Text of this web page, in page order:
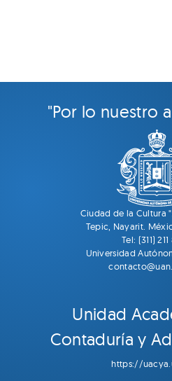
"Por lo nuestro
Ciudad de la Cultura
Tepic, Nayarit.
Tel: (311)
Universidad
Unidad
Contaduría y
https://